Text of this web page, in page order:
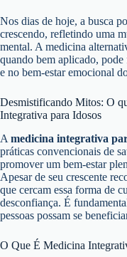
Nos dias de hoje, a busca
crescendo, refletindo uma
mental. A medicina
quando bem aplicado,
e no bem-estar emocional
Desmistificando Mitos: O
Integrativa para Idosos
A medicina integrativa
práticas convencionais de
promover um bem-estar
Apesar de seu crescente
que cercam essa forma de
desconfiança. É
pessoas possam se
O Que É Medicina